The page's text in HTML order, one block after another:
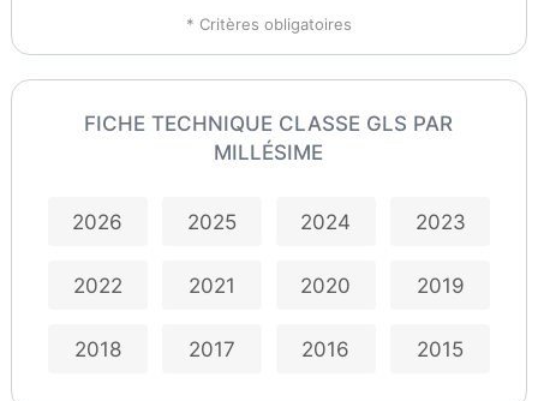
* Critères obligatoires
FICHE TECHNIQUE CLASSE GLS PAR
MILLÉSIME
2026 2025 2024 2023
2022 2021 2020 2019
2018 2017 2016 2015